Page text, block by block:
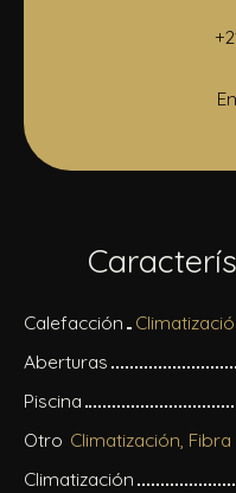
Calefacción
Aberturas
Piscina
Otro
Climatización